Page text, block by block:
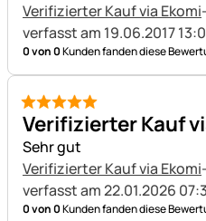
Verifizierter Kauf via Ekomi
verfasst am 19.06.2017
0 von 0Kunden fanden diese
5 von 5
Verifizierter Kauf
Sehr gut
Verifizierter Kauf via Ekomi
verfasst am 22.01.2026
0 von 0Kunden fanden diese